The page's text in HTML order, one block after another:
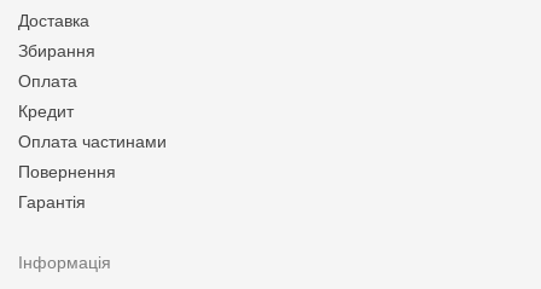
Доставка
Збирання
Оплата
Кредит
Оплата частинами
Повернення
Гарантія
Інформація